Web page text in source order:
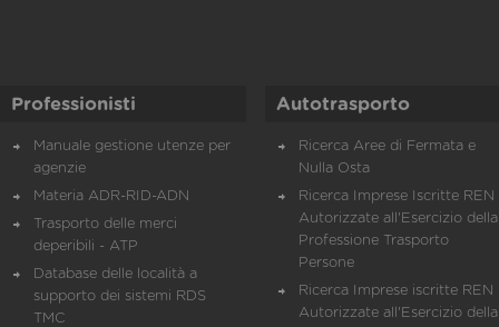
Professionisti
Manuale gestione utenze per
agenzie
Materia ADR-RID-ADN
Trasporto delle merci
deperibili - ATP
Database delle località a
supporto dei sistemi RDS
TMC
Autotrasporto
Ricerca Aree di Fermata e
Nulla Osta
Ricerca Imprese Iscritte REN
Autorizzate all'Esercizio della
Professione Trasporto
Persone
Ricerca Imprese iscritte REN
Autorizzate all'Esercizio della